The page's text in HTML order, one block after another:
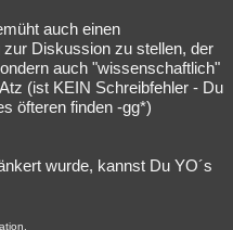
auch einen
Diskussion zu stellen, der
auch "wissenschaftlich"
(ist KEIN Schreibfehler - Du
öfteren finden -gg*)
wurde, kannst Du YO´s